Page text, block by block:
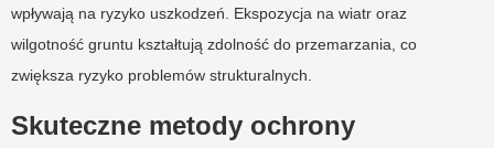
wpływają na ryzyko uszkodzeń. Ekspozycja na wiatr oraz
wilgotność gruntu kształtują zdolność do przemarzania, co
zwiększa ryzyko problemów strukturalnych.
Skuteczne metody ochrony